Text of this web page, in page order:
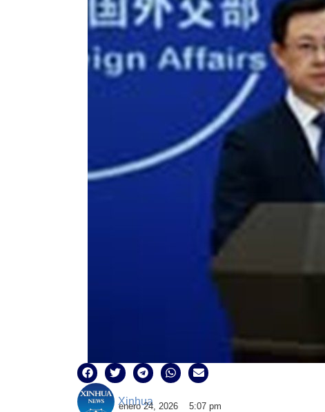
Xinhua
enero 24, 2026 5:07 pm